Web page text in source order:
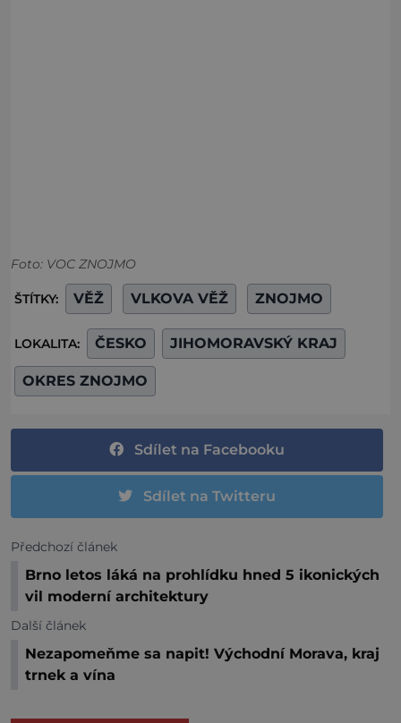
Foto: VOC ZNOJMO
ŠTÍTKY: VĚŽ VLKOVA VĚŽ ZNOJMO
LOKALITA: ČESKO JIHOMORAVSKÝ KRAJ
OKRES ZNOJMO
Sdílet na Facebooku
Sdílet na Twitteru
Předchozí článek
Brno letos láká na prohlídku hned 5 ikonických
vil moderní architektury
Další článek
Nezapomeňme sa napit! Východní Morava, kraj
trnek a vína